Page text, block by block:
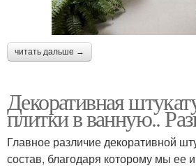
читать дальше →
Декоративная
плитки в ванную..
Главное различие декоративной
состав, благодаря которому мы ее